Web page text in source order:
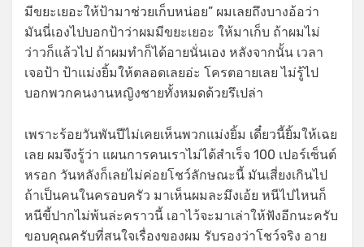
มีขยะเยอะให้ป้ามาช่วยเก็บหน่อย” ผมเลยถึงบางอ้อว่า
มันนี่เองไปบอกป้าว่าผมมีขยะเยอะ ให้มาเก็บ ถ้าผมไม่
ว่าวก็แล้วไป ถ้าผมทำก็ได้อายนั่นเอง หลังจากนั้น เวลา
เจอป้า ป้าแม่งยิ้มให้ตลอดเลยอ่ะ โครตอายเลย ไม่รู้ไป
บอกพวกคนงานหญิงชายทั้งหมดด้วยรึเปล่า
เพราะร้อยวันพันปีไม่เคยเห็นพวกแม่งยิ้ม เดี๋ยวนี้ยิ้มให้เฉย
เลย ผมจึงรู้ว่า แผนการคนเราไม่ได้สำเร็จ 100 เปอร์เซ็นต์
หรอก วันหลังก็เลยไม่ค่อยโชว์ลักษณะนี้ มันเสี่ยงเกินไป
ถ้าเป็นคนในครอบครัว มาเห็นผมละมึงเอ้ย หนีไปไหนก็
หนีขี้ปากไม่พ้นล่ะคราวนี้ เอาไว้จะมาเล่าให้ฟังอีกนะครับ
ขอบคุณครับที่สนใจเรื่องของผม รับรองว่าโชว์จริง อาย